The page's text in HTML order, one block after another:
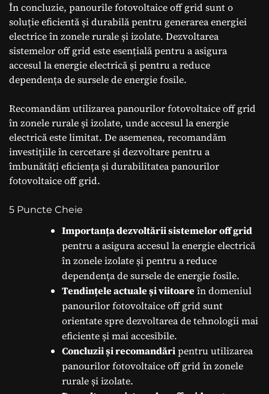
În concluzie, panourile fotovoltaice off grid sunt o
soluție eficientă și durabilă pentru generarea energiei
electrice în zonele rurale și izolate. Dezvoltarea
sistemelor off grid este esențială pentru a asigura
accesul la energie electrică și pentru a reduce
dependența de sursele de energie fosile.
Recomandăm utilizarea panourilor fotovoltaice off grid
în zonele rurale și izolate, unde accesul la energie
electrică este limitat. De asemenea, recomandăm
investițiile în cercetare și dezvoltare pentru a
îmbunătăți eficiența și durabilitatea panourilor
fotovoltaice off grid.
5 Puncte Cheie
Importanța dezvoltării sistemelor off grid
pentru a asigura accesul la energie electrică
în zonele izolate și pentru a reduce
dependența de sursele de energie fosile.
Tendințele actuale și viitoareîn domeniul
panourilor fotovoltaice off grid sunt
orientate spre dezvoltarea de tehnologii mai
eficiente și mai accesibile.
Concluzii și recomandăripentru utilizarea
panourilor fotovoltaice off grid în zonele
rurale și izolate.